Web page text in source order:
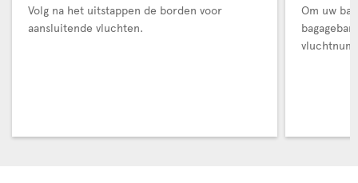
Volg na het uitstappen de borden voor
aansluitende vluchten.
Om uw